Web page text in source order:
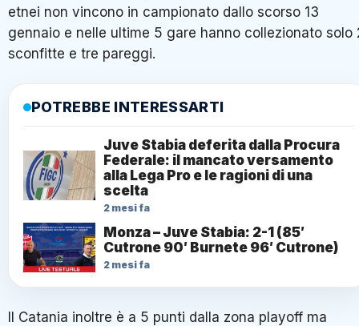
etnei non vincono in campionato dallo scorso 13
gennaio e nelle ultime 5 gare hanno collezionato solo
sconfitte e tre pareggi.
POTREBBE INTERESSARTI
Juve Stabia deferita dalla Procura
Federale: il mancato versamento
alla Lega Pro e le ragioni di una
scelta
2 mesi fa
Monza – Juve Stabia: 2-1 (85′
Cutrone 90′ Burnete 96′ Cutrone)
2 mesi fa
Il Catania inoltre è a 5 punti dalla zona playoff ma